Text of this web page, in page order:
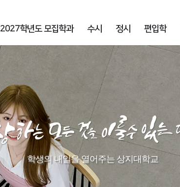
2027학년도 모집학과 수시 정시 편입학
학생의 내일을 열어주는 상지대학교​